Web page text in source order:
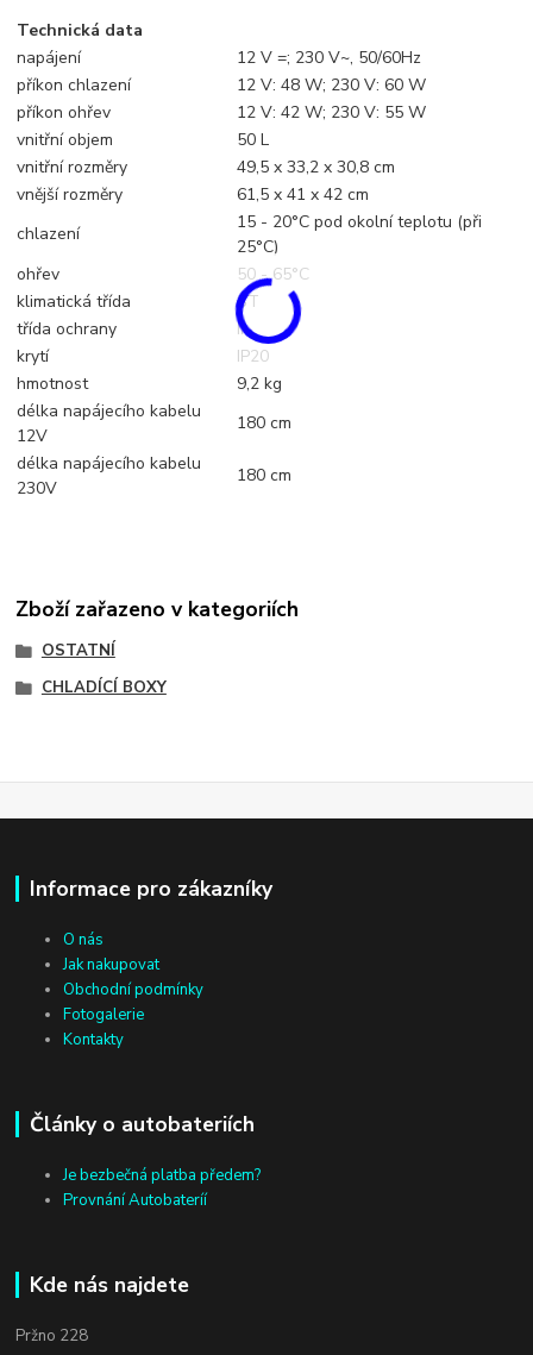
Technická data
napájení
12 V =; 230 V~, 50/60Hz
příkon chlazení
12 V: 48 W; 230 V: 60 W
příkon ohřev
12 V: 42 W; 230 V: 55 W
vnitřní objem
50 L
vnitřní rozměry
49,5 x 33,2 x 30,8 cm
vnější rozměry
61,5 x 41 x 42 cm
chlazení
15 - 20°C pod okolní teplotu (při
25°C)
ohřev
50 - 65°C
klimatická třída
ST
třída ochrany
II
krytí
IP20
hmotnost
9,2 kg
délka napájecího kabelu
12V
180 cm
délka napájecího kabelu
230V
180 cm
Zboží zařazeno v kategoriích
OSTATNÍ
CHLADÍCÍ BOXY
Informace pro zákazníky
O nás
Jak nakupovat
Obchodní podmínky
Fotogalerie
Kontakty
Články o autobateriích
Je bezbečná platba předem?
Provnání Autobateríí
Kde nás najdete
Pržno 228